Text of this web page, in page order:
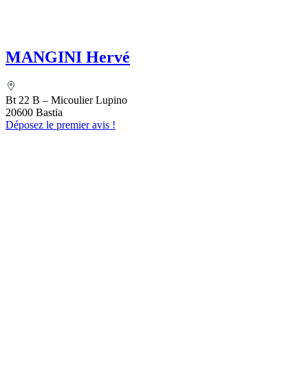
MANGINI Hervé
Bt 22 B – Micoulier Lupino
20600 Bastia
Déposez le premier avis !